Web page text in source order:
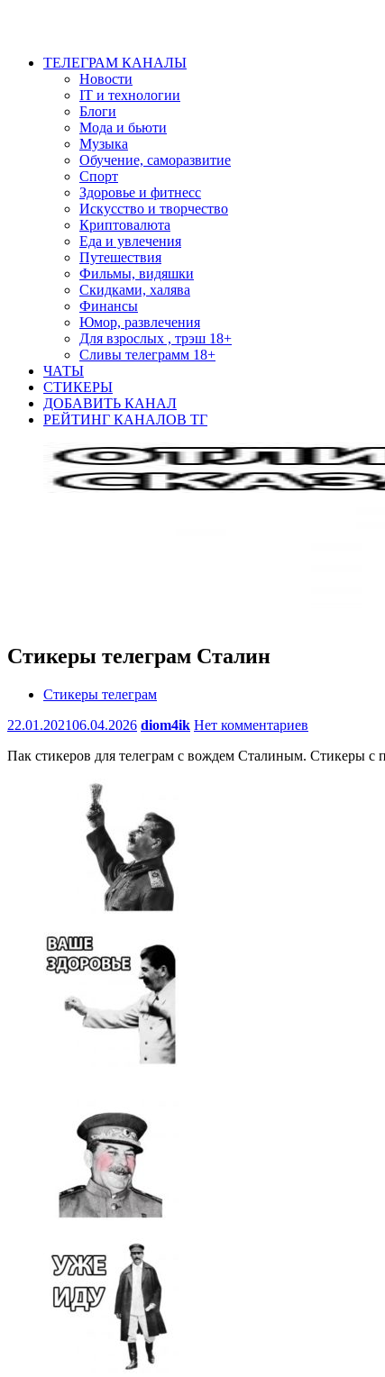
ТЕЛЕГРАМ КАНАЛЫ
Новости
IT и технологии
Блоги
Мода и бьюти
Музыка
Обучение, саморазвитие
Спорт
Здоровье и фитнесс
Искусство и творчество
Криптовалюта
Еда и увлечения
Путешествия
Фильмы, видяшки
Скидками, халява
Финансы
Юмор, развлечения
Для взрослых , трэш 18+
Сливы телеграмм 18+
ЧАТЫ
СТИКЕРЫ
ДОБАВИТЬ КАНАЛ
РЕЙТИНГ КАНАЛОВ ТГ
Стикеры телеграм Сталин
Стикеры телеграм
22.01.202106.04.2026 diom4ik Нет комментариев
Пак стикеров для телеграм с вождем Сталиным. Стикеры с